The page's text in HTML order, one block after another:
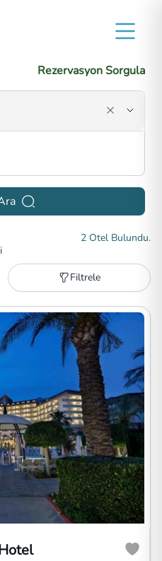
Rezervasyon Sorgula
2 Otel Bulundu.
Filtrele